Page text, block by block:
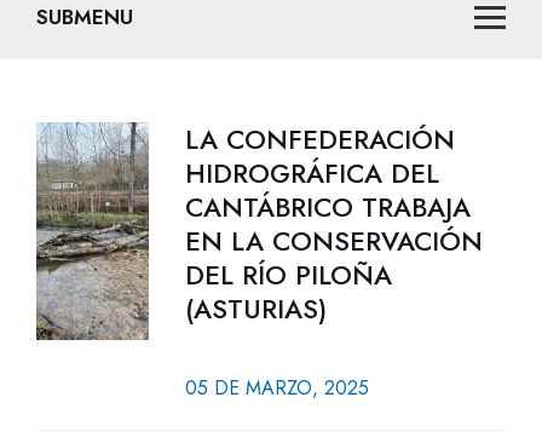
SUBMENU
LA CONFEDERACIÓN
HIDROGRÁFICA DEL
CANTÁBRICO TRABAJA
EN LA CONSERVACIÓN
DEL RÍO PILOÑA
(ASTURIAS)
05 DE MARZO, 2025